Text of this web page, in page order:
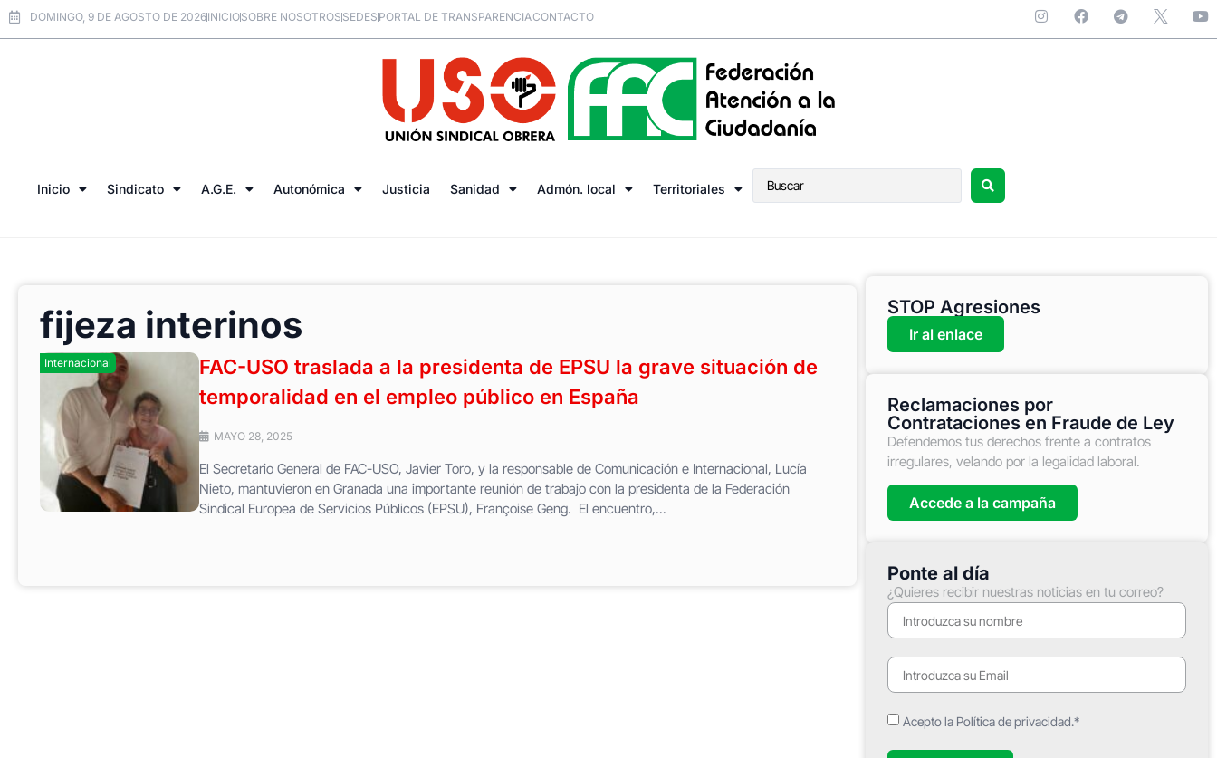
DOMINGO, 9 DE AGOSTO DE 2026INICIOSOBRE NOSOTROSSEDESPORTAL DE TRANSPARENCIACONTACTO
Inicio Sindicato A.G.E. Autonómica Justicia Sanidad Admón. local Territoriales
fijeza interinos
Internacional
FAC-USO traslada a la presidenta de EPSU la grave situación de
temporalidad en el empleo público en España
MAYO 28, 2025
El Secretario General de FAC-USO, Javier Toro, y la responsable de Comunicación e Internacional, Lucía
Nieto, mantuvieron en Granada una importante reunión de trabajo con la presidenta de la Federación
Sindical Europea de Servicios Públicos (EPSU), Françoise Geng. El encuentro,...
STOP Agresiones
Ir al enlace
Reclamaciones por
Contrataciones en Fraude de Ley
Defendemos tus derechos frente a contratos
irregulares, velando por la legalidad laboral.
Accede a la campaña
Ponte al día
¿Quieres recibir nuestras noticias en tu correo?
Acepto la Política de privacidad.*